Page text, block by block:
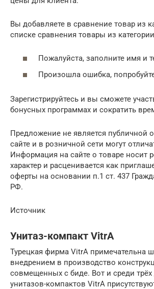
Вы добавляете в сравнение товар из
списке сравнения товары из
Пожалуйста, заполните имя и
Произошла ошибка,
Зарегистрируйтесь и вы сможете
бонусных программах и сократить
Предложение не является публичной
сайте и в розничной сети могут
Информация на сайте о товаре носит
характер и расценивается как
оферты на основании п.1 ст. 437
РФ.
Источник
Унитаз-компакт VitrA
Турецкая фирма VitrA примечательна
внедрением в производство
совмещенных с биде. Вот и среди трёх
унитазов-компактов VitrA